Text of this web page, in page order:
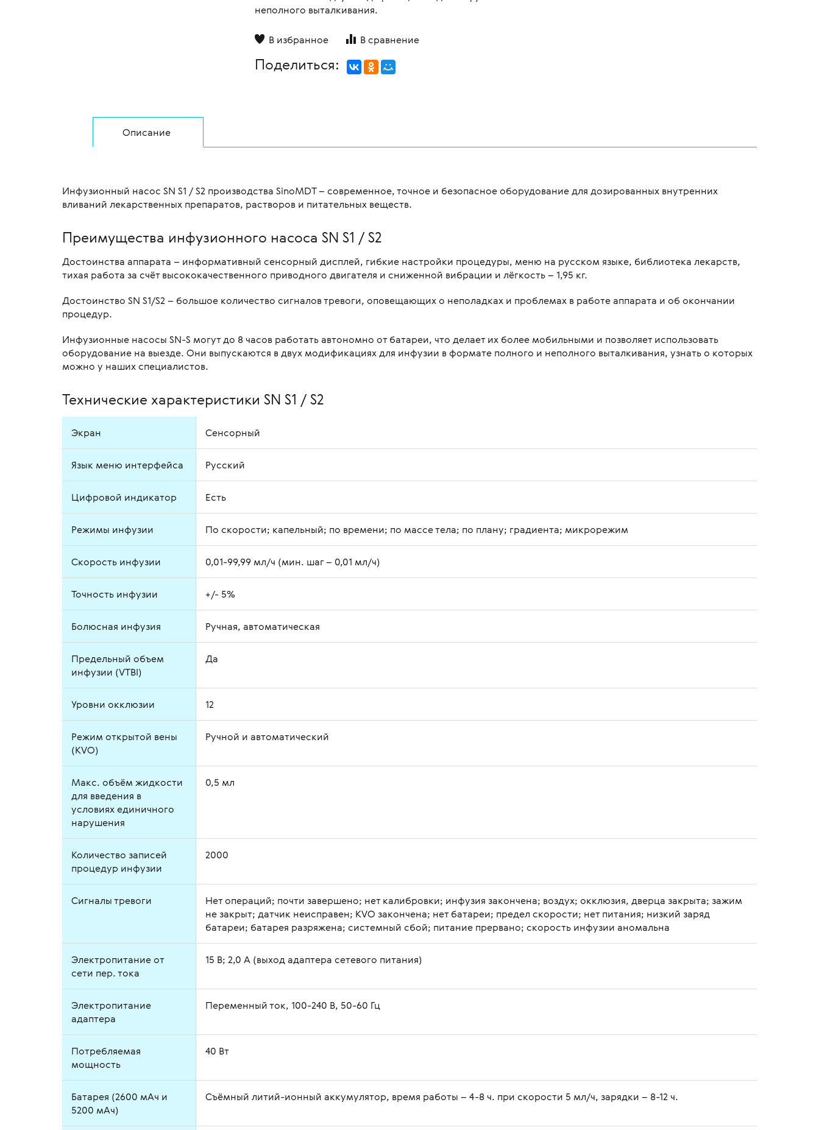
неполного выталкивания.
В избранное В сравнение
Поделиться:
Описание
Инфузионный насос SN S1 / S2 производства SinoMDT – современное, точное и безопасное оборудование для дозированных внутренних
вливаний лекарственных препаратов, растворов и питательных веществ.
Преимущества инфузионного насоса SN S1 / S2
Достоинства аппарата – информативный сенсорный дисплей, гибкие настройки процедуры, меню на русском языке, библиотека лекарств,
тихая работа за счёт высококачественного приводного двигателя и сниженной вибрации и лёгкость – 1,95 кг.
Достоинство SN S1/S2 – большое количество сигналов тревоги, оповещающих о неполадках и проблемах в работе аппарата и об окончании
процедур.
Инфузионные насосы SN-S могут до 8 часов работать автономно от батареи, что делает их более мобильными и позволяет использовать
оборудование на выезде. Они выпускаются в двух модификациях для инфузии в формате полного и неполного выталкивания, узнать о которых
можно у наших специалистов.
Технические характеристики SN S1 / S2
Экран Сенсорный
Язык меню интерфейса Русский
Цифровой индикатор Есть
Режимы инфузии По скорости; капельный; по времени; по массе тела; по плану; градиента; микрорежим
Скорость инфузии 0,01-99,99 мл/ч (мин. шаг – 0,01 мл/ч)
Точность инфузии +/- 5%
Болюсная инфузия Ручная, автоматическая
Предельный объем
инфузии (VTBI)
Да
Уровни окклюзии 12
Режим открытой вены
(KVO)
Ручной и автоматический
Макс. объём жидкости
для введения в
условиях единичного
нарушения
0,5 мл
Количество записей
процедур инфузии
2000
Сигналы тревоги
Нет операций; почти завершено; нет калибровки; инфузия закончена; воздух; окклюзия, дверца закрыта; зажим
не закрыт; датчик неисправен; KVO закончена; нет батареи; предел скорости; нет питания; низкий заряд
батареи; батарея разряжена; системный сбой; питание прервано; скорость инфузии аномальна
Электропитание от
сети пер. тока
15 В; 2,0 А (выход адаптера сетевого питания)
Электропитание
адаптера
Переменный ток, 100-240 В, 50-60 Гц
Потребляемая
мощность
40 Вт
Батарея (2600 мАч и
5200 мАч)
Съёмный литий-ионный аккумулятор, время работы – 4-8 ч. при скорости 5 мл/ч, зарядки – 8-12 ч.